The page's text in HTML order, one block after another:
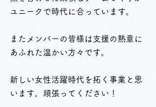
ユニークで時代に合っています。
またメンバーの皆様は支援の熱意に
あふれた温かい方々です。
新しい女性活躍時代を拓く事業と思
います。頑張ってください！